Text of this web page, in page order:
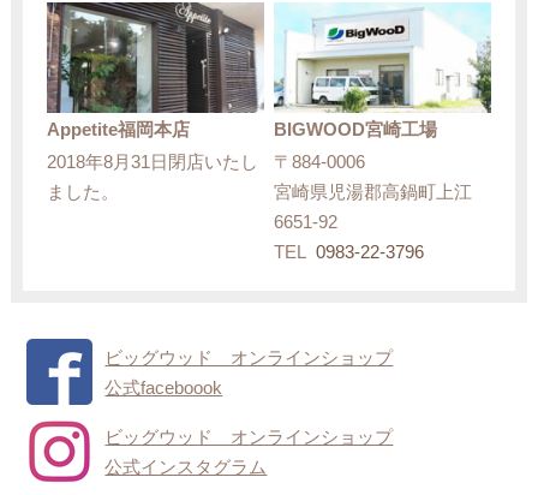
Appetite福岡本店
2018年8月31日閉店いたし
ました。
BIGWOOD宮崎工場
〒884-0006
宮崎県児湯郡高鍋町上江
6651-92
TEL 0983-22-3796
ビッグウッド オンラインショップ
公式faceboook
ビッグウッド オンラインショップ
公式インスタグラム